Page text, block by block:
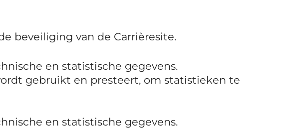
beveiliging van de Carrièresite.
en statistische gegevens.
gebruikt en presteert, om statistieken te
en statistische gegevens.